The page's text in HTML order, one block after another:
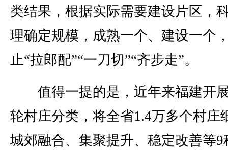
类结果，根据实际需要建设片区，
理确定规模，成熟一个、建设一个
止“拉郎配”“一刀切”“齐步走”。
值得一提的是，近年来福建开
轮村庄分类，将全省1.4万多个村庄
城郊融合、集聚提升、稳定改善等9